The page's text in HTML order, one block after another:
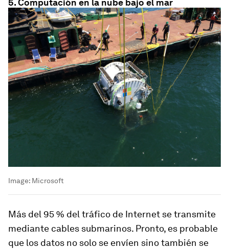
5. Computación en la nube bajo el mar
Image: Microsoft
Más del 95 % del tráfico de Internet se transmite
mediante cables submarinos. Pronto, es probable
que los datos no solo se envíen sino también se